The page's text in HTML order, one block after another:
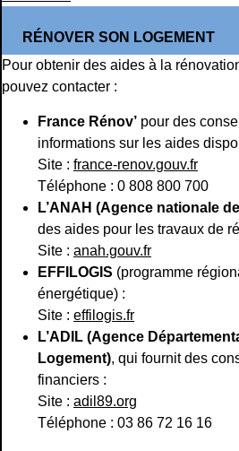
RÉNOVER SON LOGEMENT
Pour obtenir des aides à la
pouvez contacter :
France Rénov’ pour des
informations sur les aides
Site : france-renov.gouv.fr
Téléphone : 0 808 800 700
L’ANAH (Agence nationale
des aides pour les travaux de
Site : anah.gouv.fr
EFFILOGIS (programme
énergétique) :
Site : effilogis.fr
L’ADIL (Agence
Logement), qui fournit des
financiers :
Site : adil89.org
Téléphone : 03 86 72 16 16